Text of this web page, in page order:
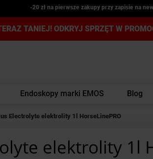
-20 zł na pierwsze zakupy przy zapisie na
TANIEJ! ODKRYJ SPRZĘT W
Endoskopy marki EMOS Blog
Electrolyte elektrolity 1l HorseLinePRO
elektrolity 1l